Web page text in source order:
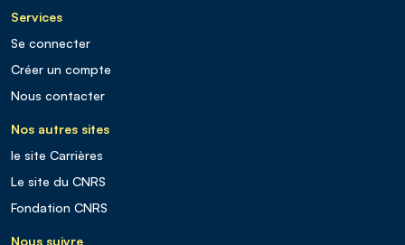
Services
Se connecter
Créer un compte
Nous contacter
Nos autres sites
le site Carrières
Le site du CNRS
Fondation CNRS
Nous suivre